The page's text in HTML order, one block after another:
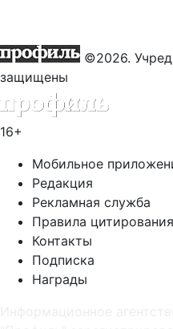
©2026.
защищены
16+
Мобильное
Редакция
Рекламная служба
Правила цитирования
Контакты
Подписка
Награды